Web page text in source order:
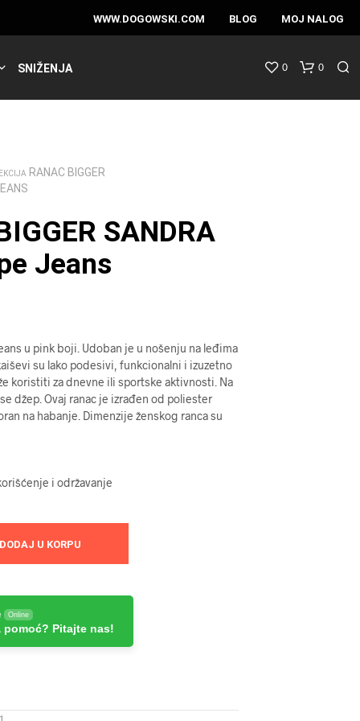
WWW.DOGOWSKI.COM BLOG MOJ NALOG
SNIŽENJA 0 0
RANAC BIGGER
SANDRA
Jeans
u pink boji. Udoban je u nošenju na leđima
su lako podesivi, funkcionalni i izuzetno
koristiti za dnevne ili sportske aktivnosti. Na
džep. Ovaj ranac je izrađen od poliester
na habanje. Dimenzije ženskog ranca su
i održavanje
DODAJ U KORPU
Online
pomoć? Pitajte nas!